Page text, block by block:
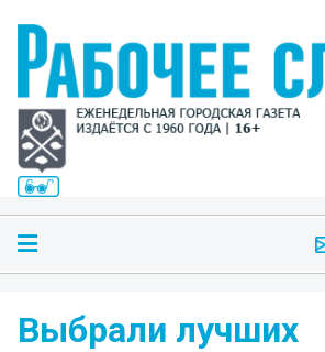
Выбрали лучших